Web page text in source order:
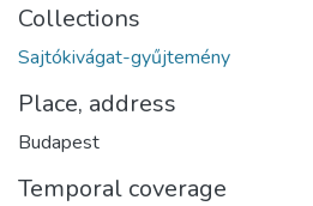
Collections
Sajtókivágat-gyűjtemény
Place, address
Budapest
Temporal coverage